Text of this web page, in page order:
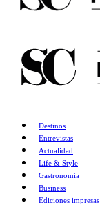
Destinos
Entrevistas
Actualidad
Life & Style
Gastronomía
Business
Ediciones impresas